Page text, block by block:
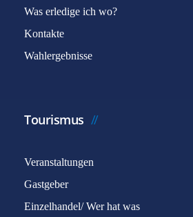
Was erledige ich wo?
Kontakte
Wahlergebnisse
Tourismus
Veranstaltungen
Gastgeber
Einzelhandel/ Wer hat was